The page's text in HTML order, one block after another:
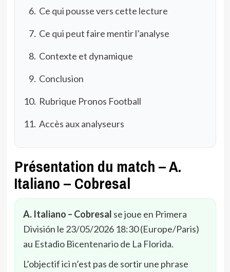
Ce qui pousse vers cette lecture
Ce qui peut faire mentir l’analyse
Contexte et dynamique
Conclusion
Rubrique Pronos Football
Accès aux analyseurs
Présentation du match – A.
Italiano – Cobresal
A. Italiano – Cobresal se joue en Primera
División le 23/05/2026 18:30 (Europe/Paris)
au Estadio Bicentenario de La Florida.
L’objectif ici n’est pas de sortir une phrase